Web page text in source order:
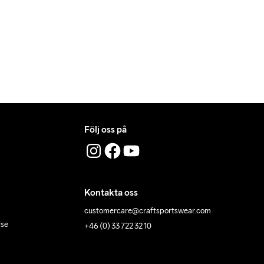
Följ oss på
Kontakta oss
customercare@craftsportswear.com
+46 (0) 33 722 32 10